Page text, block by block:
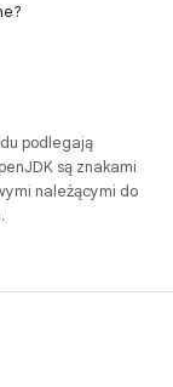
podlegają
są znakami
należącymi do